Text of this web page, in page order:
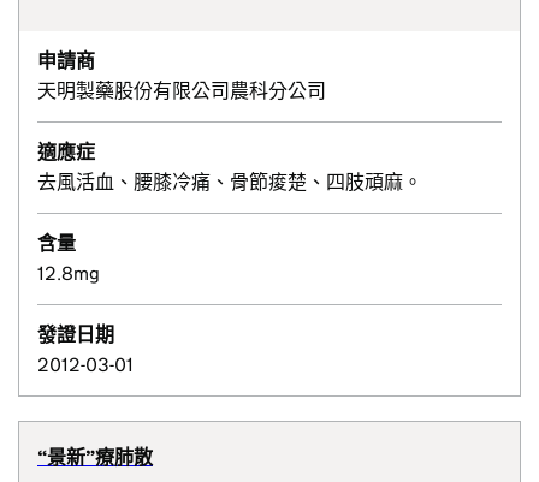
申請商
天明製藥股份有限公司農科分公司
適應症
去風活血、腰膝冷痛、骨節痠楚、四肢頑麻。
含量
12.8mg
發證日期
2012-03-01
“景新”療肺散